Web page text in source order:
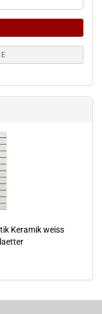
Keramik weiss